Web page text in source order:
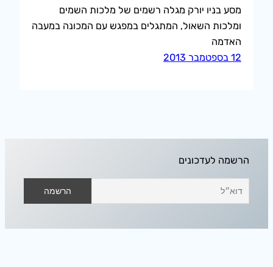
מסע בניו יורק מגלה רשמים של מלכות השמים
ומלכות השאול, המתגלים במפגש עם המכונה במעבה
האדמה
12 בספטמבר 2013
הרשמה לעדכונים